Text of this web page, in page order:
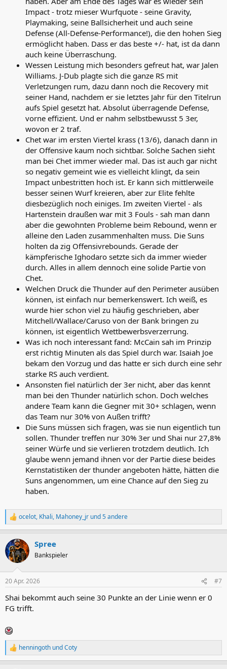
Impact - trotz mieser Wurfquote - seine Gravity,
Playmaking, seine Ballsicherheit und auch seine
Defense (All-Defense-Performance!), die den hohen Sieg
ermöglicht haben. Dass er das beste +/- hat, ist da dann
auch keine Überraschung.
Wessen Leistung mich besonders gefreut hat, war Jalen
Williams. J-Dub plagte sich die ganze RS mit
Verletzungen rum, dazu dann noch die Recovery mit
seiner Hand, nachdem er sie letztes Jahr für den Titelrun
aufs Spiel gesetzt hat. Absolut überragende Defense,
vorne effizient. Und er nahm selbstbewusst 5 3er,
wovon er 2 traf.
Chet war im ersten Viertel krass (13/6), danach dann in
der Offensive kaum noch sichtbar. Solche Sachen sieht
man bei Chet immer wieder mal. Das ist auch gar nicht
so negativ gemeint wie es vielleicht klingt, da sein
Impact unbestritten hoch ist. Er kann sich mittlerweile
besser seinen Wurf kreieren, aber zur Elite fehlte
diesbezüglich noch einiges. Im zweiten Viertel - als
Hartenstein draußen war mit 3 Fouls - sah man dann
aber die gewohnten Probleme beim Rebound, wenn er
alleine den Laden zusammenhalten muss. Die Suns
holten da zig Offensivrebounds. Gerade der
kämpferische Ighodaro setzte sich da immer wieder
durch. Alles in allem dennoch eine solide Partie von
Chet.
Welchen Druck die Thunder auf den Perimeter ausüben
können, ist einfach nur bemerkenswert. Ich weiß, es
wurde hier schon viel zu häufig geschrieben, aber
Mitchell/Wallace/Caruso von der Bank bringen zu
können, ist eigentlich Wettbewerbsverzerrung.
Was ich noch interessant fand: McCain sah im Prinzip
erst richtig Minuten als das Spiel durch war. Isaiah Joe
bekam den Vorzug und das hatte er sich durch eine sehr
starke RS auch verdient.
Ansonsten fiel natürlich der 3er nicht, aber das kennt
man bei den Thunder natürlich schon. Doch welches
andere Team kann die Gegner mit 30+ schlagen, wenn
das Team nur 30% von Außen trifft?
Die Suns müssen sich fragen, was sie nun eigentlich tun
sollen. Thunder treffen nur 30% 3er und Shai nur 27,8%
seiner Würfe und sie verlieren trotzdem deutlich. Ich
glaube wenn jemand ihnen vor der Partie diese beides
Kernstatistiken der thunder angeboten hätte, hätten die
Suns angenommen, um eine Chance auf den Sieg zu
haben.
R
e
k
t
i
e
:
ocelot, Khali, Mahoney_jr und 5 andere
Spree
Bankspieler
20 Apr. 2026 #7
Shai bekommt auch seine 30 Punkte an der Linie wenn er 0
FG trifft.
R
e
henningoth undCoty